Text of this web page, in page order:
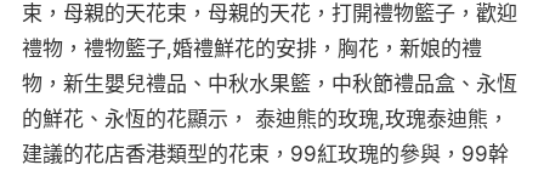
束，母親的天花束，母親的天花，打開禮物籃子，歡迎
禮物，禮物籃子,婚禮鮮花的安排，胸花，新娘的禮
物，新生嬰兒禮品、中秋水果籃，中秋節禮品盒、永恆
的鮮花、永恆的花顯示， 泰迪熊的玫瑰,玫瑰泰迪熊，
建議的花店香港類型的花束，99紅玫瑰的參與，99幹